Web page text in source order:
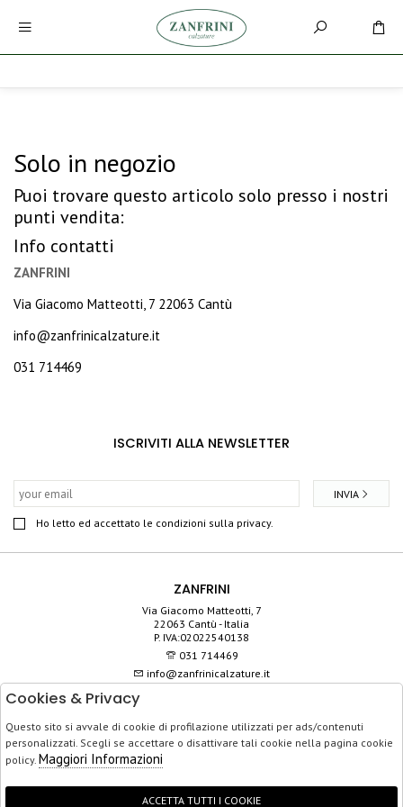
Solo in negozio
Puoi trovare questo articolo solo presso i nostri
punti vendita:
Info contatti
ZANFRINI
Via Giacomo Matteotti, 7 22063 Cantù
info@zanfrinicalzature.it
031 714469
ISCRIVITI ALLA NEWSLETTER
Ho letto ed accettato le condizioni sulla privacy.
INVIA
ZANFRINI
Via Giacomo Matteotti, 7
22063 Cantù - Italia
P. IVA:02022540138
031 714469
info@zanfrinicalzature.it
SERVIZIO CLIENTI
ACQUISTO SICURO
Cookies & Privacy
Questo sito si avvale di cookie di profilazione utilizzati per ads/contenuti
personalizzati. Scegli se accettare o disattivare tali cookie nella pagina cookie
policy. Maggiori Informazioni
ACCETTA TUTTI I COOKIE